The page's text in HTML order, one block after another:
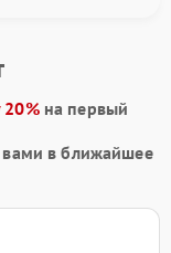
20%на первый
в ближайшее